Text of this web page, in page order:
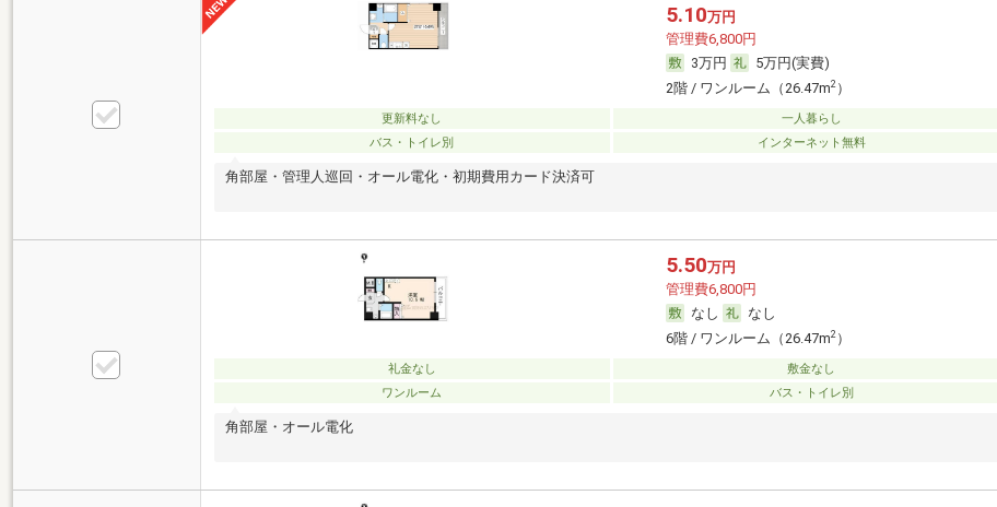
5.10万円
管理費6,800円
3万円
5万円(実費)
2階 / ワンルーム（26.47m2 ）
更新料なし 一人暮らし
バス・トイレ別
インターネット無料
角部屋・管理人巡回・オール電化・初期費用カード決済可
5.50万円
管理費6,800円
なし
なし
6階 / ワンルーム（26.47m2 ）
礼金なし 敷金なし
ワンルーム
バス・トイレ別
角部屋・オール電化